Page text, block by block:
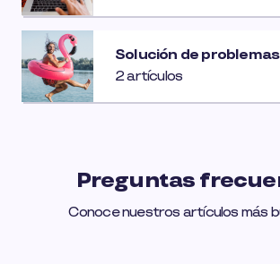
Solución de
2 artículos
Preguntas
Conoce nuestros artículos más